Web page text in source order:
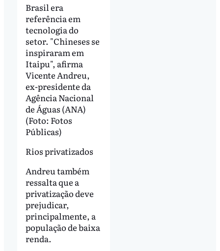
Brasil era
referência em
tecnologia do
setor. "Chineses se
inspiraram em
Itaipu", afirma
Vicente Andreu,
ex-presidente da
Agência Nacional
de Águas (ANA)
(Foto: Fotos
Públicas)
Rios privatizados
Andreu também
ressalta que a
privatização deve
prejudicar,
principalmente, a
população de baixa
renda.